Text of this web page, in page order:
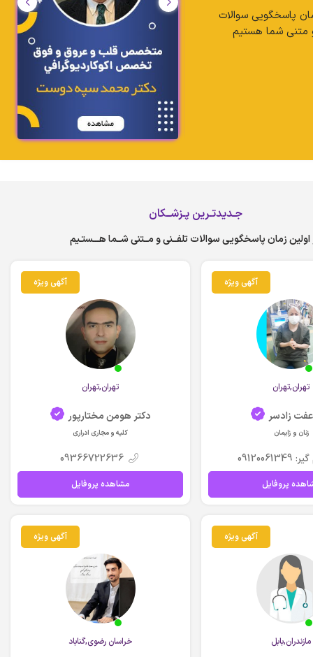
پاسخگویی سوالات
متنی شما هستیم
جـدیدتـرین پـزشــکان
زمان پاسخگویی سوالات تلفــنی و مــتنی شــما هـــستـیم
آگهی ویژه
تهران,تهران
عفت زادسر
زنان و زایمان
پروفایل
آگهی ویژه
تهران,تهران
دکتر هومن مختارپور
کلیه و مجاری ادراری
09366722636
مشاهده پروفایل
آگهی ویژه
مازندران,بابل
آگهی ویژه
خراسان رضوي,گناباد